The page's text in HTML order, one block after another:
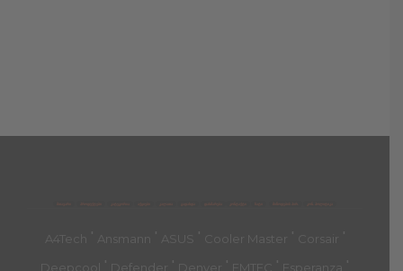
მთავარი კალათა
A4Tech ' Ansmann ' ASUS ' Cooler Master ' Corsair '
Deepcool Defender Denver EMTEC Esperanza